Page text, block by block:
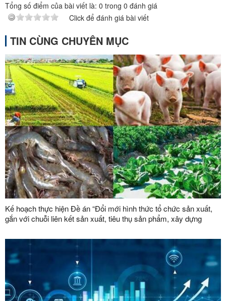
Tổng số điểm của bài viết là: 0 trong 0 đánh giá
Click để đánh giá bài viết
TIN CÙNG CHUYÊN MỤC
Kế hoạch thực hiện Đề án “Đổi mới hình thức tổ chức sản xuất,
gắn với chuỗi liên kết sản xuất, tiêu thụ sản phẩm, xây dựng
2030”